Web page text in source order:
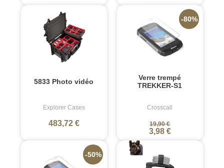
5833 Photo vidéo
Explorer Cases
483,72 €
Verre trempé
TREKKER-S1
Crosscall
19,90 €
3,98 €
-80%
-50%